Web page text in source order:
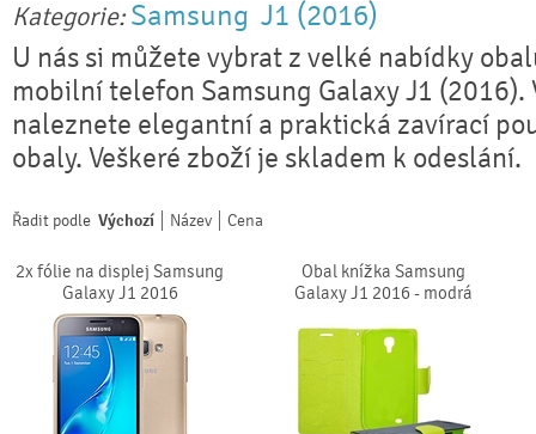
Kategorie: Samsung J1 (2016)
U nás si můžete vybrat z velké nabídky
mobilní telefon Samsung Galaxy J1 (2016).
naleznete elegantní a praktická zavírací
obaly. Veškeré zboží je skladem k odeslání.
Řadit podle Výchozí Název Cena
2x fólie na displej Samsung
Galaxy J1 2016
Obal knížka Samsung
Galaxy J1 2016 - modrá